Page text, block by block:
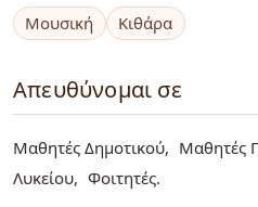
Μουσική Κιθάρα
Απευθύνομαι σε
Μαθητές Δημοτικού Μαθητές
Λυκείου
Φοιτητές